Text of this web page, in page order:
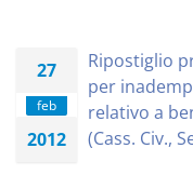
27
feb
2012
Ripostiglio
per
relativo a
(Cass. Civ.,